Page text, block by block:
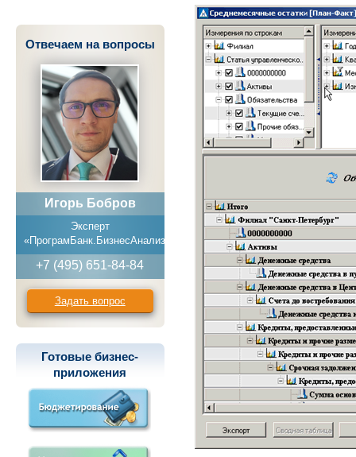
Отвечаем на вопросы
Игорь Бобров
Эксперт
«ПрограмБанк.БизнесАнализ»
+7 (495) 651-84-84
Задать вопрос
Готовые бизнес-
приложения